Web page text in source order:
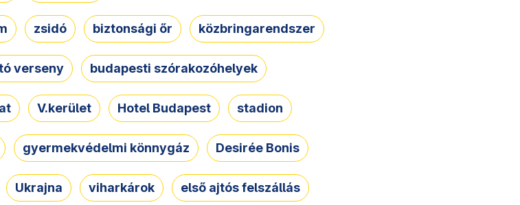
zsidó biztonsági őr közbringarendszer
verseny budapesti szórakozóhelyek
V.kerület Hotel Budapest stadion
gyermekvédelmi könnygáz Desirée Bonis
Ukrajna viharkárok első ajtós felszállás